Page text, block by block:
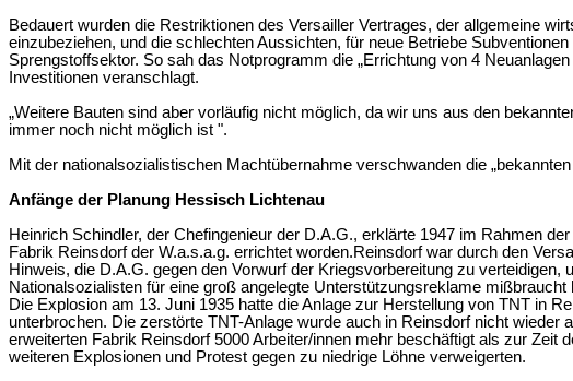
Bedauert wurden die Restriktionen des Versailler Vertrages, der allgemeine
einzubeziehen, und die schlechten Aussichten, für neue Betriebe
Sprengstoffsektor. So sah das Notprogramm die „Errichtung von 4
Investitionen veranschlagt.
„Weitere Bauten sind aber vorläufig nicht möglich, da wir uns aus den
immer noch nicht möglich ist ".
Mit der nationalsozialistischen Machtübernahme verschwanden die
Anfänge der Planung Hessisch Lichtenau
Heinrich Schindler, der Chefingenieur der D.A.G., erklärte 1947 im Rahmen
Fabrik Reinsdorf der W.a.s.a.g. errichtet worden.Reinsdorf war durch den
Hinweis, die D.A.G. gegen den Vorwurf der Kriegsvorbereitung zu
Nationalsozialisten für eine groß angelegte Unterstützungsreklame mißbraucht
Die Explosion am 13. Juni 1935 hatte die Anlage zur Herstellung von TNT in
unterbrochen. Die zerstörte TNT-Anlage wurde auch in Reinsdorf nicht
erweiterten Fabrik Reinsdorf 5000 Arbeiter/innen mehr beschäftigt als zur
weiteren Explosionen und Protest gegen zu niedrige Löhne verweigerten.